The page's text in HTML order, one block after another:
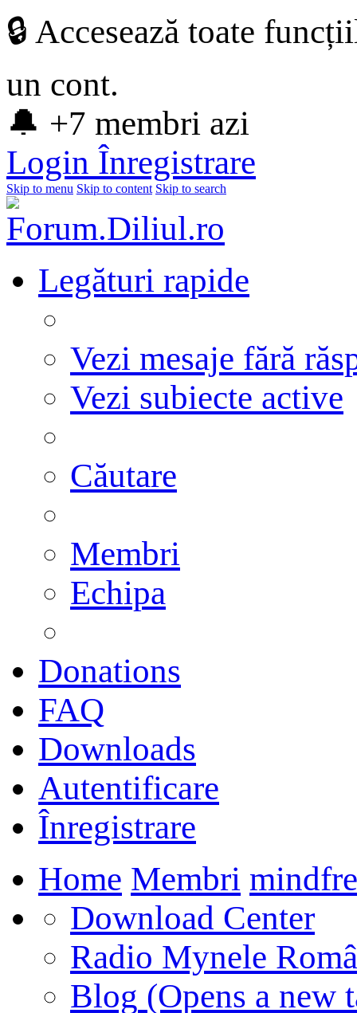
🔒 Accesează toate
un cont.
🔔 +7 membri azi
Login Înregistrare
Skip to menu Skip to content Skip to search
Legături rapide
Vezi mesaje fără
Vezi subiecte active
Căutare
Membri
Echipa
Donations
FAQ
Downloads
Autentificare
Înregistrare
Home Membri
Download Center
Radio Mynele
Blog (Opens a new